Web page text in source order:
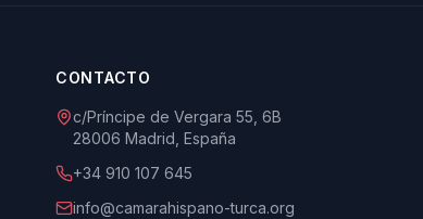
CONTACTO
c/Príncipe de Vergara 55, 6B
28006 Madrid, España
+34 910 107 645
info@camarahispano-turca.org